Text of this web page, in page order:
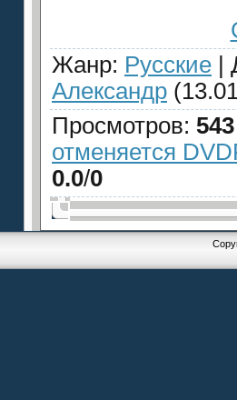
Жанр: Русские |
Александр
Просмотров: 543
отменяется
0.0/0